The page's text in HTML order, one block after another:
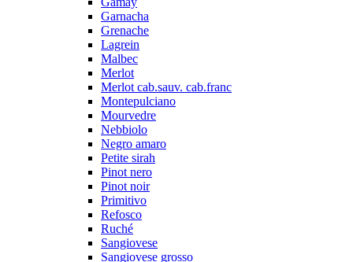
Garnacha
Grenache
Lagrein
Malbec
Merlot
Merlot cab.sauv. cab.franc
Montepulciano
Mourvedre
Nebbiolo
Negro amaro
Petite sirah
Pinot nero
Pinot noir
Primitivo
Refosco
Ruché
Sangiovese
Sangiovese grosso